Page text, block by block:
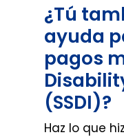
¿Tú
ayuda
pagos
(SSDI)?
Haz lo que